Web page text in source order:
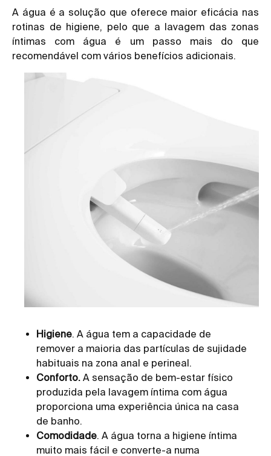
A água é a solução que oferece maior eficácia nas
rotinas de higiene, pelo que a lavagem das zonas
íntimas com água é um passo mais do que
recomendável com vários benefícios adicionais.
Higiene . A água tem a capacidade de
remover a maioria das partículas de sujidade
habituais na zona anal e perineal.
Conforto. A sensação de bem-estar físico
produzida pela lavagem íntima com água
proporciona uma experiência única na casa
de banho.
Comodidade . A água torna a higiene íntima
muito mais fácil e converte-a numa